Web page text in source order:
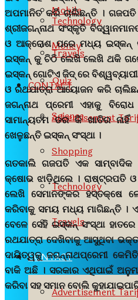
Technology
Travels
CONTACT
Advertisement
Mobile
Money
Quiz
Science
Shopping
Technology
Travels
CONTACT
Advertisement
ଅପମାନିତ କରି ଚାଲିଛନ୍ତି । ଗଜପତି
ଶ୍ରୀଜଗନ୍ନାଥ ସଂସ୍କୃତି
ଓ ଆକ୍ରୋଶ ପରେ ମଧ୍ୟ ଇସ୍କନ୍
ଇସ୍କନ୍ କୁ ଚିଠି ଲେଖି ଲେଖି ଥକି
ଇସ୍କନ୍ ଗୋଟିଏ ଜିଦ୍ ରେ
ଓ ରଥଯାତ୍ରା ଆୟୋଜନ କରି
ଜଗନ୍ନାଥ ପ୍ରେମୀ ଏହାକୁ
ସାମାନ୍ୟତମ ଡର କି ଖାତିର
ଖେଳୁଛନ୍ତି ଇସ୍କନ୍ ସଂସ୍ଥା ।
ଗତକାଲି ଗଜପତି ଏକ
କ୍ଷୋଭ ଝାଡ଼ିଥିଲେ । ରାଷ୍ଟ୍ରପତି
ଲେଖି ସେମାନଙ୍କର ହସ୍ତକ୍ଷେ
କରିବାକୁ ସମୟ ମଧ୍ୟ ମାଗିଛନ୍ତି ।
ବେଳେ ସେହି ଇସ୍କନ୍ ସଂସ୍ଥା
ରଥଯାତ୍ରା ଦେଖିବାକୁ ଆସୁଥିବା
ଦାୟିତ୍ୱକୁ ଜଗନ୍ନାଥପ୍ରେମୀ
ବାକି ଅଛି । ସରକାର ଏଥିପାଇଁ
କରିବା ସହ ସମାନ ବୋଲି